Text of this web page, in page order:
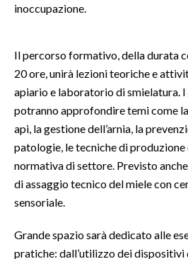
SARDEGNA TURISMO
SARDI NEL MONDO
NOTIZIE
EVENTI
#CARAUNIONE
3 MINUTI CON
INSULARITÀ
inoccupazione.
Il percorso formativo, della durata
20 ore, unirà lezioni teoriche e
apiario e laboratorio di smielatura.
potranno approfondire temi come
api, la gestione dell’arnia, la
patologie, le tecniche di produzione
normativa di settore. Previsto
di assaggio tecnico del miele con
sensoriale.
Grande spazio sarà dedicato alle
pratiche: dall’utilizzo dei